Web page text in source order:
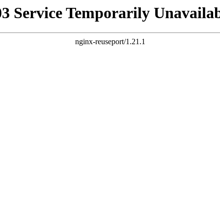
Service Temporarily
nginx-reuseport/1.21.1